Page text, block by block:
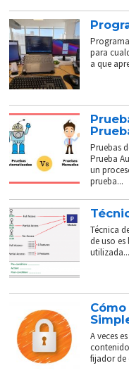
para
a que
Pruebas
Prueba
un
prueba...
Técnica
de uso
utilizada...
A veces
fijador